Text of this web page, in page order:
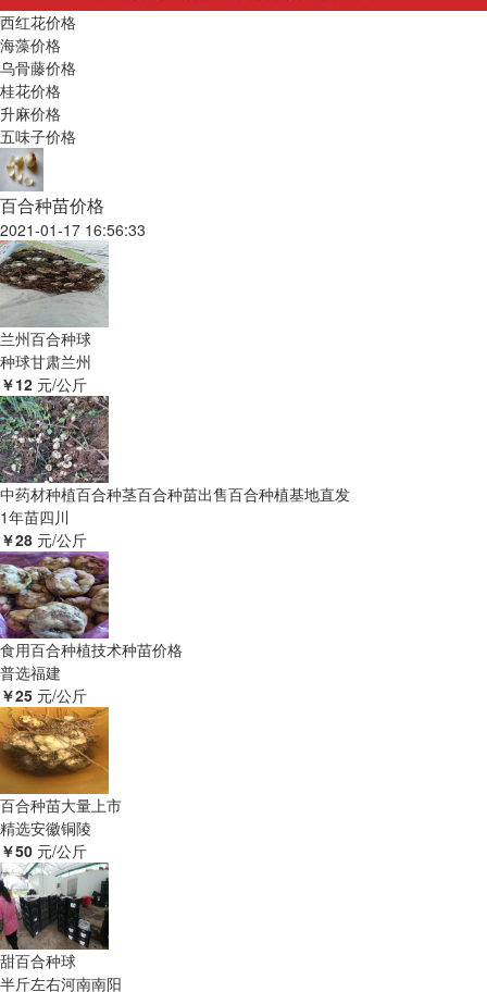
西红花价格
海藻价格
乌骨藤价格
桂花价格
升麻价格
五味子价格
百合种苗价格
2021-01-17 16:56:33
兰州百合种球
种球甘肃兰州
￥12 元/公斤
中药材种植百合种茎百合种苗出售百合种植基地直发
1年苗四川
￥28 元/公斤
食用百合种植技术种苗价格
普选福建
￥25 元/公斤
百合种苗大量上市
精选安徽铜陵
￥50 元/公斤
甜百合种球
半斤左右河南南阳